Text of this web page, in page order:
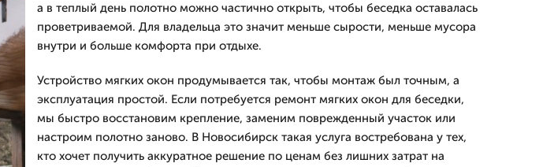
а в теплый день полотно можно частично открыть, чтобы беседка оставалась
проветриваемой. Для владельца это значит меньше сырости, меньше мусора
внутри и больше комфорта при отдыхе.
Устройство мягких окон продумывается так, чтобы монтаж был точным, а
эксплуатация простой. Если потребуется ремонт мягких окон для беседки,
мы быстро восстановим крепление, заменим поврежденный участок или
настроим полотно заново. В Новосибирск такая услуга востребована у тех,
кто хочет получить аккуратное решение по ценам без лишних затрат на